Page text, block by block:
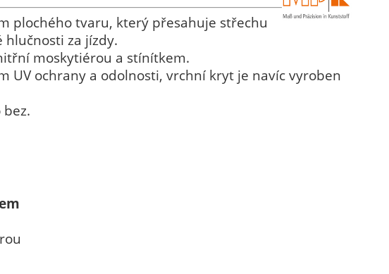
plochého tvaru, který přesahuje střechu
hlučnosti za jízdy.
moskytiérou a stínítkem.
UV ochrany a odolnosti, vrchní kryt je navíc vyroben